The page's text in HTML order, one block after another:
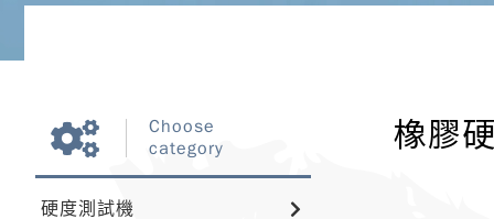
Choose
category
硬度測試機
橡膠